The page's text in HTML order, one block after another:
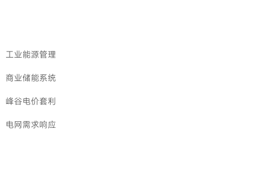
工业能源管理
商业储能系统
峰谷电价套利
电网需求响应